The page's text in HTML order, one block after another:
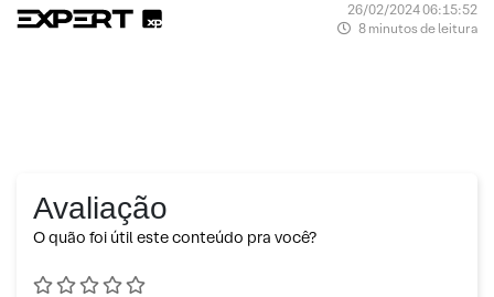
26/02/2024 06:15:52
8 minutos de leitura
Avaliação
O quão foi útil este conteúdo pra você?